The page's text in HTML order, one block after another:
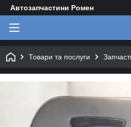
Автозапчастини Ромен
Товари та послуги